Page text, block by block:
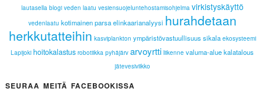
lautasella blogi veden laatu vesiensuojeluntehostamisohjelma virkistyskäyttö
vedenlaatu kotimainen parsaelinkaarianalyysi hurahdetaan
herkkutatteihin kasviplankton ympäristövastuullisuus sikala ekosysteemi
Lapijoki hoitokalastus robotiikka pyhäjärv arvoyrtti liikenne valuma-alue kalatalous
jätevesiviikko
SEURAA MEITÄ FACEBOOKISSA